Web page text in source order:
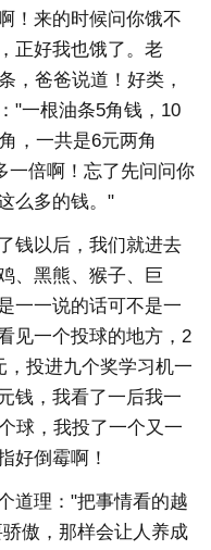
！来的时候问你饿不
正好我也饿了。老
，爸爸说道！好类，
"一根油条5角钱，10
，一共是6元两角
一倍啊！忘了先问问你
么多的钱。"
钱以后，我们就进去
、黑熊、猴子、巨
一一说的话可不是一
见一个投球的地方，2
，投进九个奖学习机一
钱，我看了一后我一
球，我投了一个又一
好倒霉啊！
道理："把事情看的越
傲，那样会让人养成